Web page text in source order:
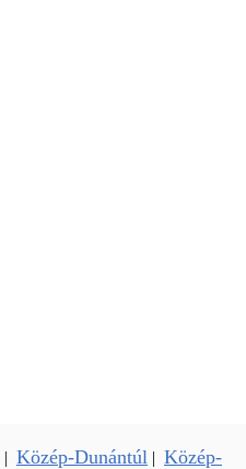
| Közép-Dunántúl | Közép-